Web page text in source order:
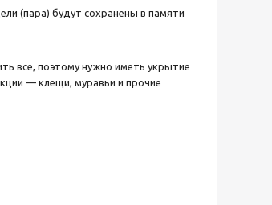
(пара) будут сохранены в памяти
все, поэтому нужно иметь укрытие
— клещи, муравьи и прочие